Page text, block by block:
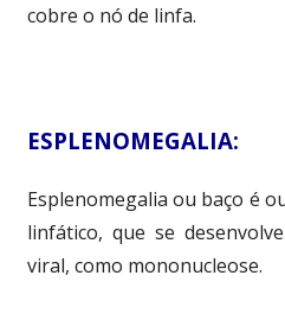
cobre o nó de linfa.
ESPLENOMEGALIA:
Esplenomegalia ou baço é
linfático, que se
viral, como mononucleose.